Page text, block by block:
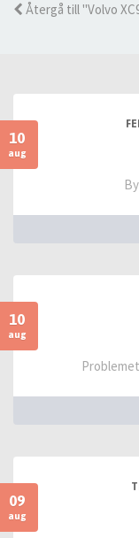
Återgå till "Volvo
10
aug
10
aug
09
aug